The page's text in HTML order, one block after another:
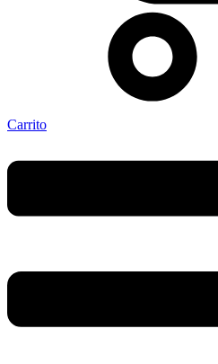
Carrito